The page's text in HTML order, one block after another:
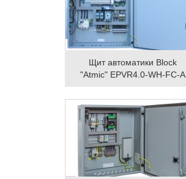
Щит автоматики Block
"Atmic" EPVR4.0-WH-FC-A